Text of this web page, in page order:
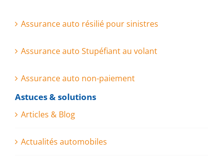
Assurance auto résilié pour sinistres
Assurance auto Stupéfiant au volant
Assurance auto non-paiement
Astuces & solutions
Articles & Blog
Actualités automobiles